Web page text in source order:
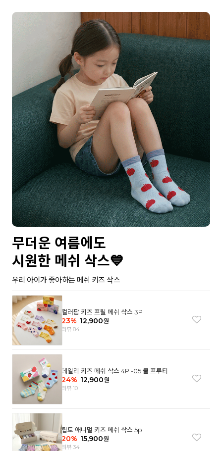
무더운 여름에도
시원한 메쉬 삭스💙
우리 아이가 좋아하는 메쉬 키즈 삭스
컬러팜 키즈 프릴 메쉬 삭스 3P
23% 12,900원
리뷰 84
데일리 키즈 메쉬 삭스 4P -05 쿨 프루티
24% 12,900원
리뷰 10
팁토 애니멀 키즈 메쉬 삭스 5p
20% 15,900원
리뷰 34